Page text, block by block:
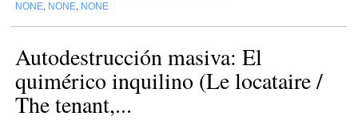
NONE NONE NONE
Autodestrucción masiva: El
quimérico inquilino (Le locataire /
The tenant,...